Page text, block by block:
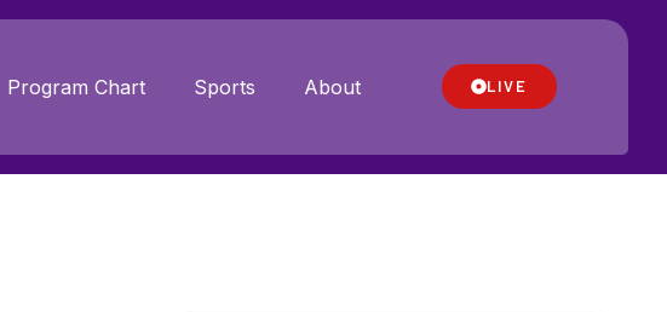
Program Chart Sports About LIVE